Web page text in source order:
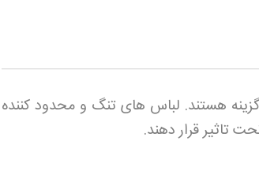
هستند. لباس های تنگ و محدود کننده
تاثیر قرار دهند.